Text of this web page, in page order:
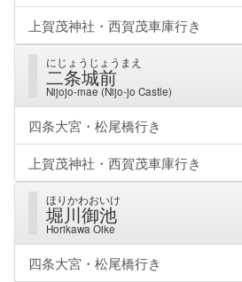
上賀茂神社・西賀茂車庫行き
にじょうじょうまえ
二条城前
Nijojo-mae (Nijo-jo Castle)
四条大宮・松尾橋行き
上賀茂神社・西賀茂車庫行き
ほりかわおいけ
堀川御池
Horikawa Oike
四条大宮・松尾橋行き